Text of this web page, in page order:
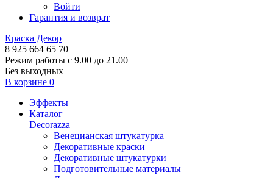
Войти
Гарантия и возврат
Краска Декор
8 925 664 65 70
Режим работы с 9.00 до 21.00
Без выходных
В корзине 0
Эффекты
Каталог
Decorazza
Венецианская штукатурка
Декоративные краски
Декоративные штукатурки
Подготовительные материалы